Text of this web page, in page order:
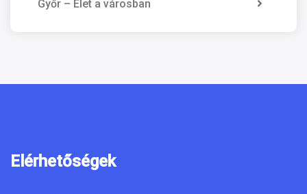
Győr – Élet a városban
Elérhetőségek